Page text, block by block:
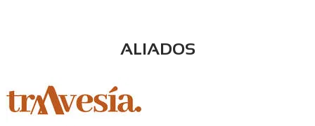
ALIADOS